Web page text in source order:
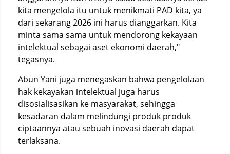
kita mengelola itu untuk menikmati PAD kita, ya
dari sekarang 2026 ini harus dianggarkan. Kita
minta sama sama untuk mendorong kekayaan
intelektual sebagai aset ekonomi daerah,"
tegasnya.
Abun Yani juga menegaskan bahwa pengelolaan
hak kekayakan intelektual juga harus
disosialisasikan ke masyarakat, sehingga
kesadaran dalam melindungi produk produk
ciptaannya atau sebuah inovasi daerah dapat
terlaksana.